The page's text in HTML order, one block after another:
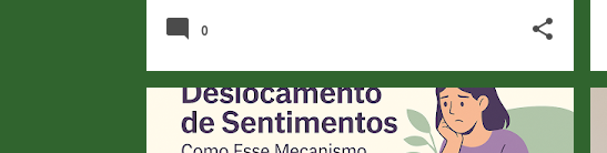
0
AUTOCONHECIMENTO AUTOCUIDADO BEM-ESTAR